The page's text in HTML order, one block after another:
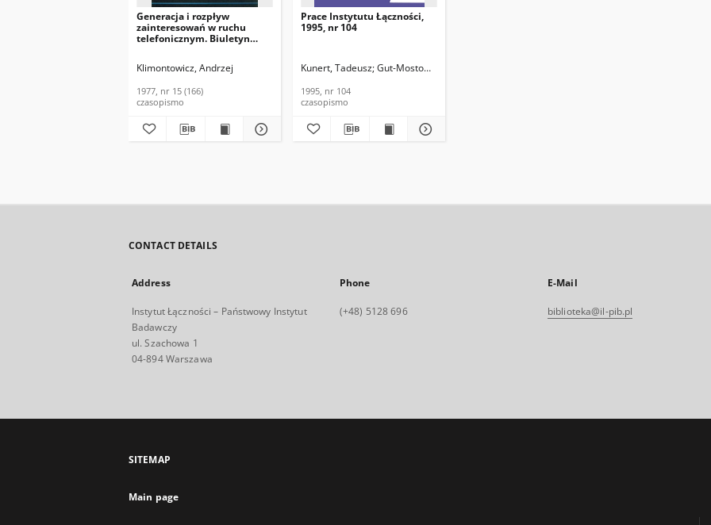
Generacja i rozpływ
zainteresowań w ruchu
telefonicznym. Biuletyn
Klimontowicz, Andrzej
1977, nr 15 (166)
czasopismo
Prace Instytutu Łączności,
1995, nr 104
Kunert, Tadeusz Gut-Mostowy, Henryk
1995, nr 104
czasopismo
CONTACT DETAILS
Address
Instytut Łączności – Państwowy Instytut
Badawczy
ul. Szachowa 1
04-894 Warszawa
Phone
(+48) 5128 696
E-Mail
biblioteka@il-pib.pl
SITEMAP
Main page